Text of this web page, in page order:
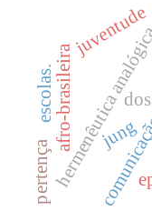
hermenêutica
afro-brasileira
juventude
pertença
jung
escolas.